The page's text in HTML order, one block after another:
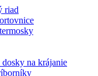
riad
na krájanie